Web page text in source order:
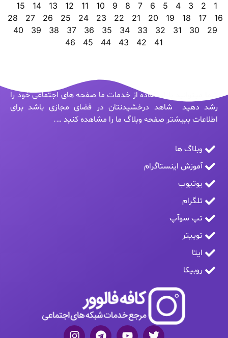
1
2
3
4
5
6
7
8
9
10
11
12
13
14
15
16
17
18
19
20
21
22
23
24
25
26
27
28
29
30
31
32
33
34
35
36
37
38
39
40
41
42
43
44
45
46
شما میتوانید با استفاده از خدمات ما صفحه های اجتماعی خود را
رشد دهید شاهد درخشیدنتان در فضای مجازی باشد برای
اطلاعات بییشتر صفحه وبلاگ ما را مشاهده کنید ….
وبلاگ ها
آموزش اینستاگرام
یوتیوب
تلگرام
تپ سوآپ
توییتر
ایتا
روبیکا